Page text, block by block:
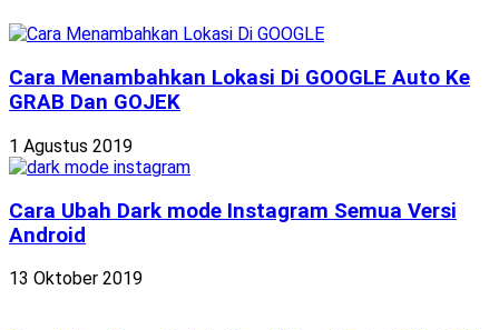
Cara Menambahkan Lokasi Di GOOGLE Auto Ke
GRAB Dan GOJEK
1 Agustus 2019
Cara Ubah Dark mode Instagram Semua Versi
Android
13 Oktober 2019